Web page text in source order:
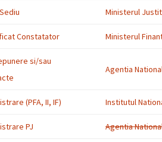
Ministerul
Constatator Ministerul
si/sau
Agentia
(PFA, II, IF) Institutul
PJ Agentia